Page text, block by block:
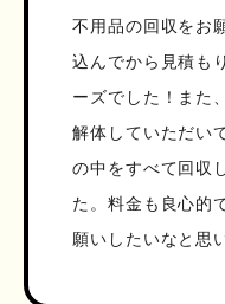
不用品の回収をお
込んでから見積も
ーズでした！また
解体していただい
の中をすべて回収
た。料金も良心的
願いしたいなと思